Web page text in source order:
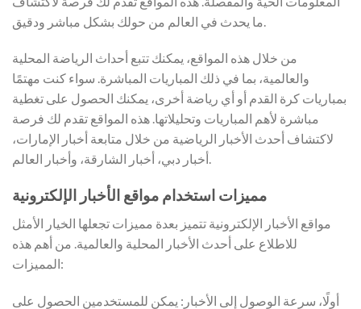
من خلال هذه المواقع، يمكنك تتبع أحداث الرياضة المحلية
والعالمية، بما في ذلك المباريات المباشرة. سواء كنت مهتمًا
بمباريات كرة القدم أو أي رياضة أخرى، يمكنك الحصول على تغطية
مباشرة لأهم المباريات وتحليلاتها. هذه المواقع تقدم لك فرصة
لاكتشاف أحدث الأخبار الرياضية من خلال متابعة أخبار الإمارات،
أخبار دبي، أخبار الشارقة، وأخبار العالم.
مميزات استخدام مواقع الأخبار الإلكترونية
مواقع الأخبار الإلكترونية تتميز بعدة مميزات تجعلها الخيار الأمثل
للاطلاع على أحدث الأخبار المحلية والعالمية. من أهم هذه
المميزات:
أولًا، سرعة الوصول إلى الأخبار: يمكن للمستخدمين الحصول على